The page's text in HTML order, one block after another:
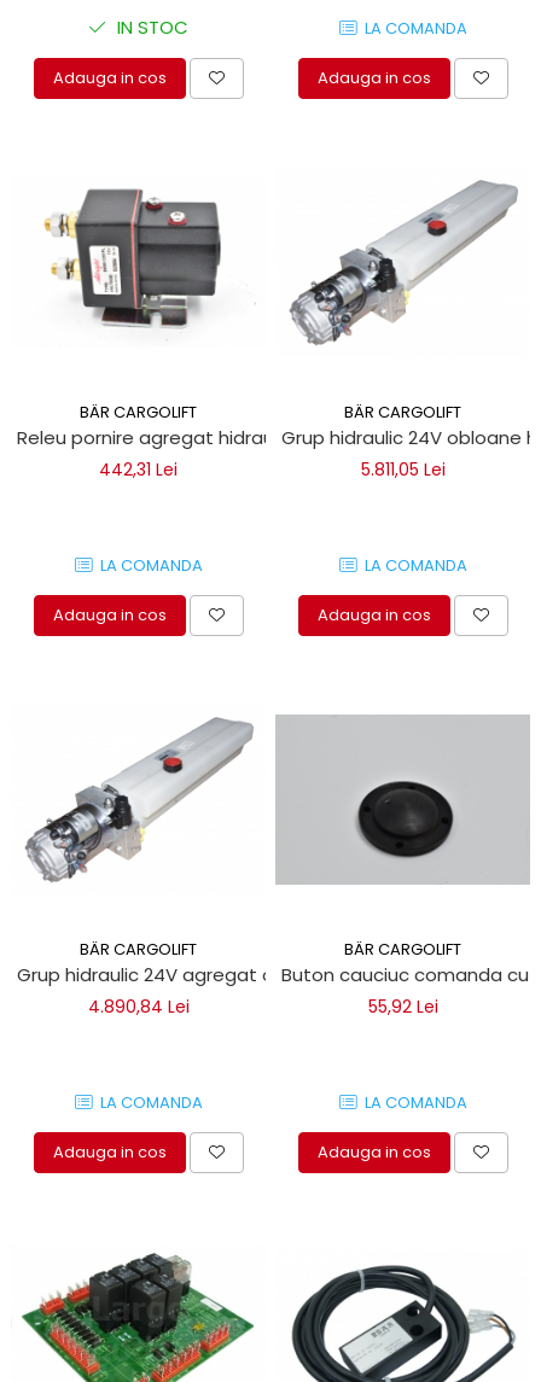
IN STOC
Adauga in cos
LA COMANDA
Adauga in cos
BÄR CARGOLIFT
Releu pornire agregat hidraulic mobil 12V DC Bar Cargolift
442,31 Lei
LA COMANDA
Adauga in cos
BÄR CARGOLIFT
Grup hidraulic 24V obloane
5.811,05 Lei
LA COMANDA
Adauga in cos
BÄR CARGOLIFT
Grup hidraulic 24V agregat obloane hidraulice Bar
4.890,84 Lei
LA COMANDA
Adauga in cos
BÄR CARGOLIFT
Buton cauciuc comanda cu
55,92 Lei
LA COMANDA
Adauga in cos